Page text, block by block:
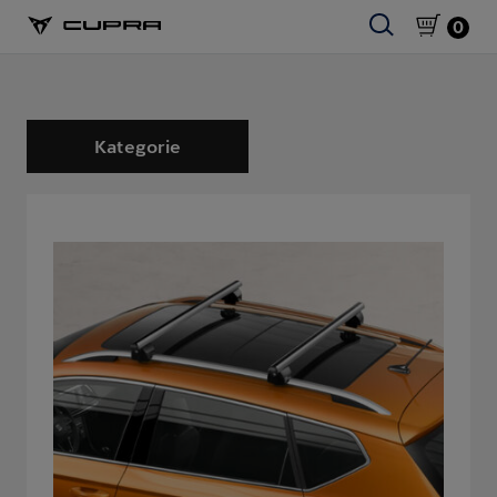
0
Kategorie